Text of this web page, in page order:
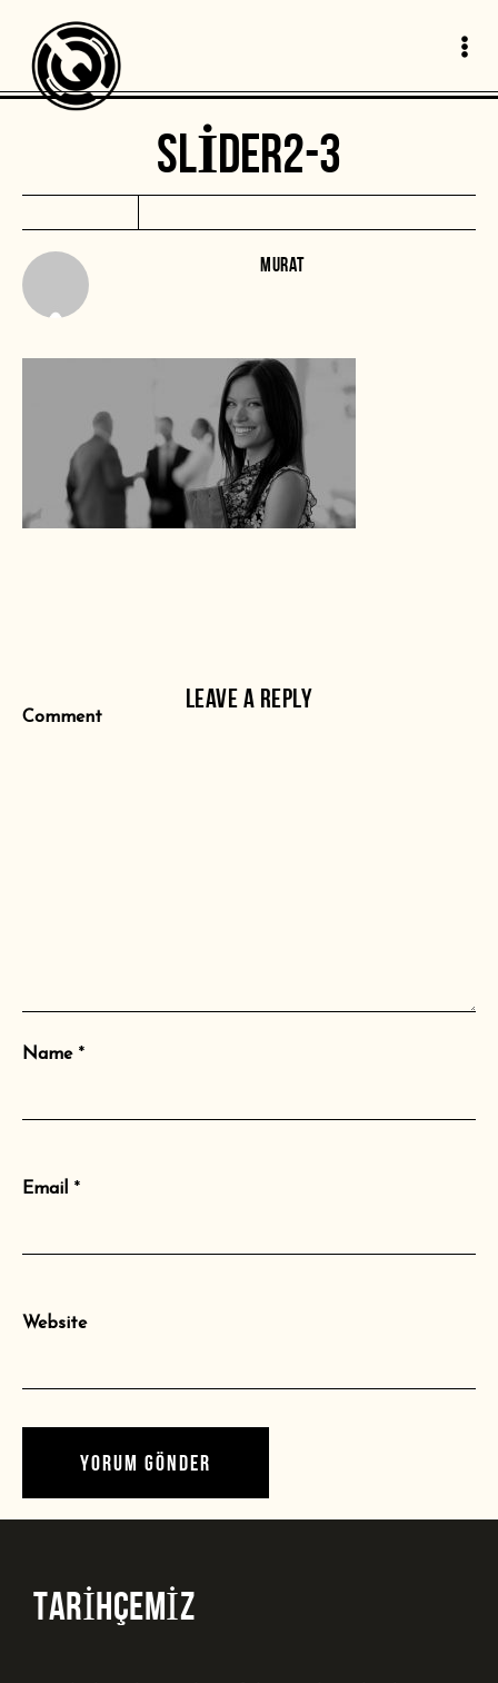
SLIDER2-3
MURAT
LEAVE A REPLY
Comment
Name *
Email *
Website
TARİHÇEMİZ